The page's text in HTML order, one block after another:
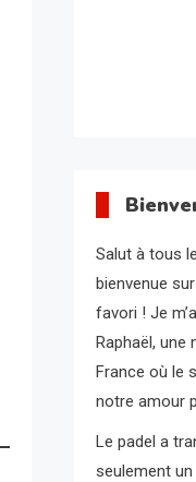
Salut à tous
bienvenue
favori ! Je
Raphaël, une
France où le
notre amour
Le padel a
seulement